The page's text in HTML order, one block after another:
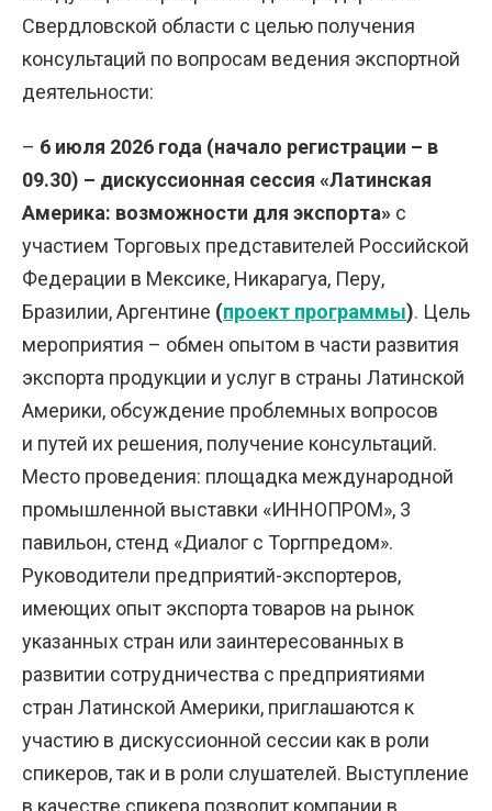
Свердловской области с целью получения
консультаций по вопросам ведения экспортной
деятельности:
– 6 июля 2026 года (начало регистрации – в
09.30) – дискуссионная сессия «Латинская
Америка: возможности для экспорта» с
участием Торговых представителей Российской
Федерации в Мексике, Никарагуа, Перу,
Бразилии, Аргентине (проект программы). Цель
мероприятия – обмен опытом в части развития
экспорта продукции и услуг в страны Латинской
Америки, обсуждение проблемных вопросов
и путей их решения, получение консультаций.
Место проведения: площадка международной
промышленной выставки «ИННОПРОМ», 3
павильон, стенд «Диалог с Торгпредом».
Руководители предприятий-экспортеров,
имеющих опыт экспорта товаров на рынок
указанных стран или заинтересованных в
развитии сотрудничества с предприятиями
стран Латинской Америки, приглашаются к
участию в дискуссионной сессии как в роли
спикеров, так и в роли слушателей. Выступление
в качестве спикера позволит компании в